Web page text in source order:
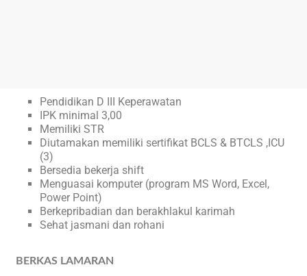
Pendidikan D III Keperawatan
IPK minimal 3,00
Memiliki STR
Diutamakan memiliki sertifikat BCLS & BTCLS ,ICU
(3)
Bersedia bekerja shift
Menguasai komputer (program MS Word, Excel,
Power Point)
Berkepribadian dan berakhlakul karimah
Sehat jasmani dan rohani
BERKAS LAMARAN